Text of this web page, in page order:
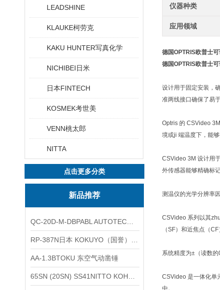
LEADSHINE
KLAUKE柯劳克
KAKU HUNTER写真化学
NICHIBEI日米
日本FINTECH
KOSMEK考世美
VENN桃太郎
NITTA
点击更多分类
新品推荐
AA-1.3BTOKU 东空气动凿锤
仪器种类
应用领域
德国OPTRIS欧普士
德国OPTRIS欧普士
设计用于固定安装，
准两线接口确保了易
Optris 的 CSVideo
境或ji 端温度下，能
CSVideo 3M 设计用
外传感器能够精确标
测温仪的光学分辨率
CSVideo 系列以其
（SF）和近焦点（
系统精度为±（读数
CSVideo 是一体化单
中。